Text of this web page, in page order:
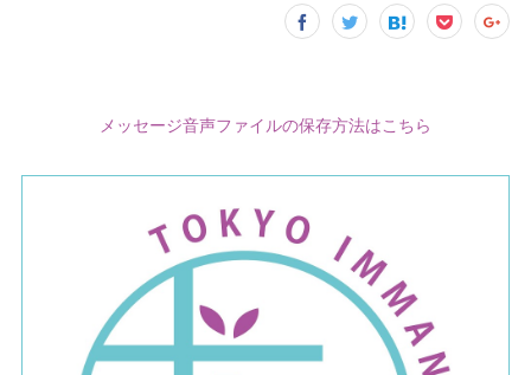
メッセージ音声ファイルの保存方法はこちら